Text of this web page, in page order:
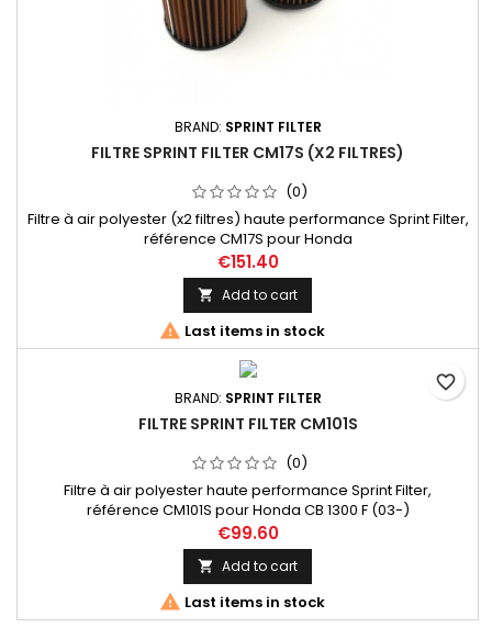
BRAND: SPRINT FILTER
FILTRE SPRINT FILTER CM17S (X2 FILTRES)
(0)
Filtre à air polyester (x2 filtres) haute performance Sprint Filter,
référence CM17S pour Honda
€151.40
 Add to cart
 Last items in stock
BRAND: SPRINT FILTER
FILTRE SPRINT FILTER CM101S
(0)
Filtre à air polyester haute performance Sprint Filter,
référence CM101S pour Honda CB 1300 F (03-)
€99.60
 Add to cart
 Last items in stock
favorite_border